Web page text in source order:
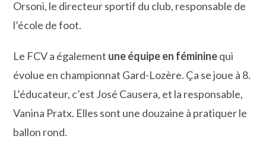
Orsoni, le directeur sportif du club, responsable de
l’école de foot.
Le FCV a également une équipe en fémininequi
évolue en championnat Gard-Lozère. Ça se joue à 8.
L’éducateur, c’est José Causera, et la responsable,
Vanina Pratx. Elles sont une douzaine à pratiquer le
ballon rond.